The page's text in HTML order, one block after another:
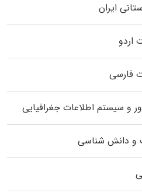
ایران
اردو
فارسی
و سیستم اطلاعات جغرافیایی
و دانش شناسی